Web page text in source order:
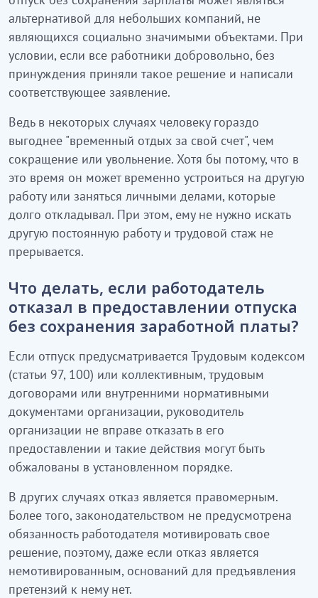
альтернативой для небольших компаний, не
являющихся социально значимыми объектами. При
условии, если все работники добровольно, без
принуждения приняли такое решение и написали
соответствующее заявление.
Ведь в некоторых случаях человеку гораздо
выгоднее "временный отдых за свой счет", чем
сокращение или увольнение. Хотя бы потому, что в
это время он может временно устроиться на другую
работу или заняться личными делами, которые
долго откладывал. При этом, ему не нужно искать
другую постоянную работу и трудовой стаж не
прерывается.
Что делать, если работодатель
отказал в предоставлении отпуска
без сохранения заработной платы?
Если отпуск предусматривается Трудовым кодексом
(статьи 97, 100) или коллективным, трудовым
договорами или внутренними нормативными
документами организации, руководитель
организации не вправе отказать в его
предоставлении и такие действия могут быть
обжалованы в установленном порядке.
В других случаях отказ является правомерным.
Более того, законодательством не предусмотрена
обязанность работодателя мотивировать свое
решение, поэтому, даже если отказ является
немотивированным, оснований для предъявления
претензий к нему нет.